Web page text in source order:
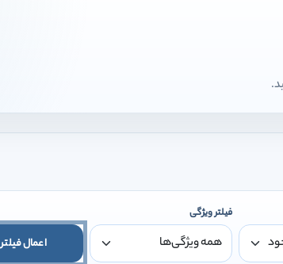
فیلتر ویژگی
اعمال فیلتر